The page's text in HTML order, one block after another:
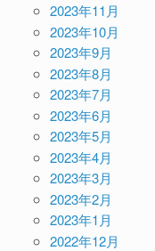
2023年11月
2023年10月
2023年9月
2023年8月
2023年7月
2023年6月
2023年5月
2023年4月
2023年3月
2023年2月
2023年1月
2022年12月